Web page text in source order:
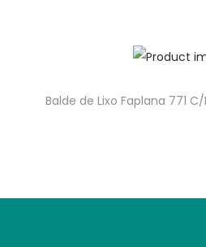
Balde de Lixo Faplana 771